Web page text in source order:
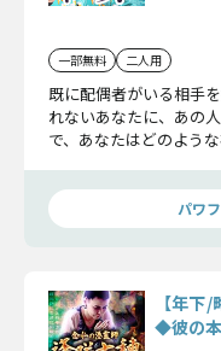
一部無料 二人用
既に配偶者がいる相手
れないあなたに、あの
で、あなたはどのよう
パワ
【年下
◆彼の